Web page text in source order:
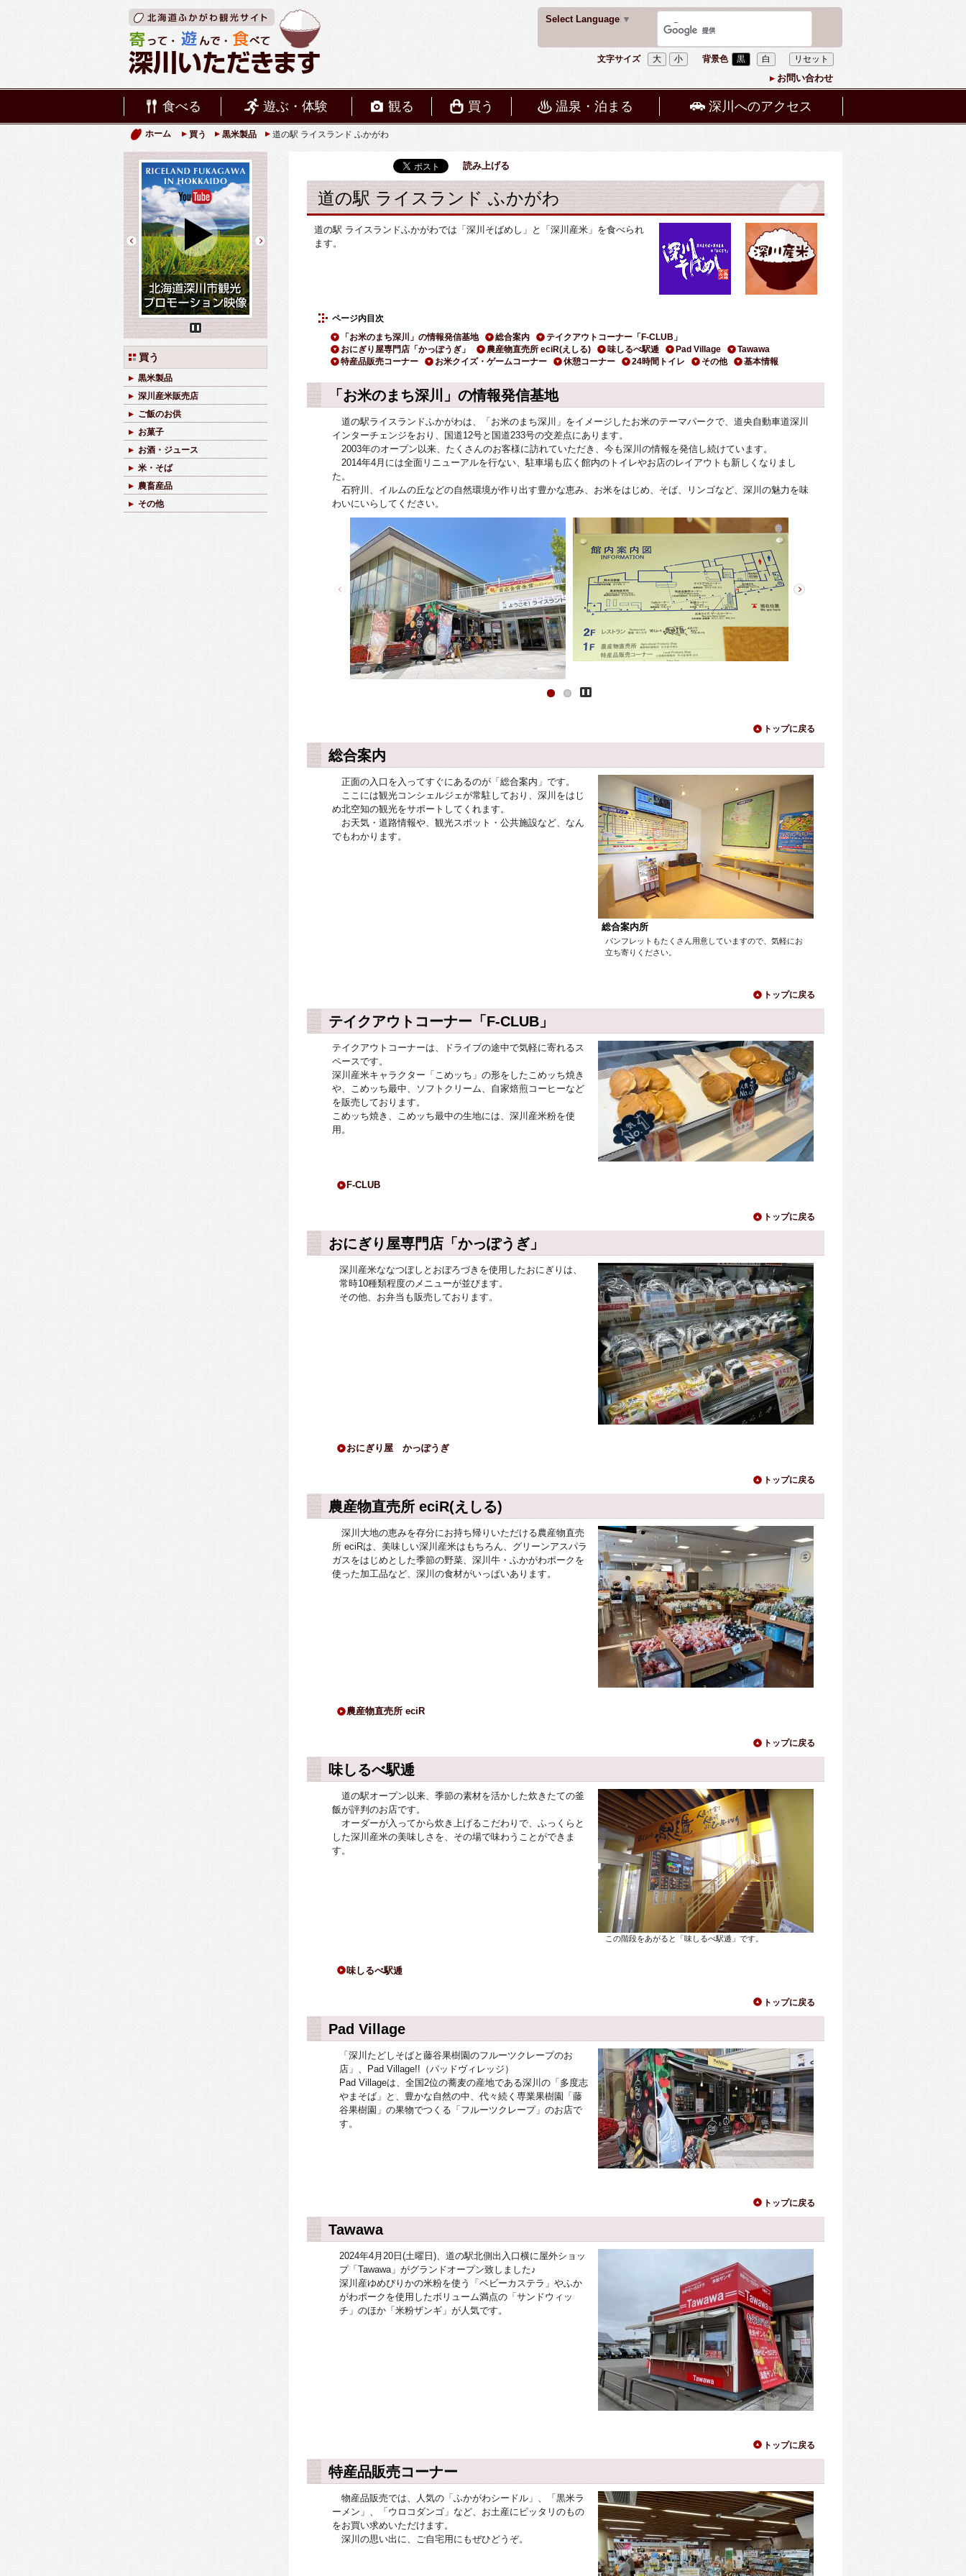
Select Language ▼
文字サイズ 大 小 背景色 黒 白 リセット
お問い合わせ
食べる 遊ぶ・体験 観る 買う 温泉・泊まる 深川へのアクセス
ホーム 買う 黒米製品 道の駅 ライスランド ふかがわ
読み上げる
道の駅 ライスランド ふかがわ
道の駅 ライスランドふかがわでは「深川そばめし」と「深川産米」を食べられ
ます。
ページ内目次
「お米のまち深川」の情報発信基地 総合案内
テイクアウトコーナー「F-CLUB」
おにぎり屋専門店「かっぽうぎ」
農産物直売所 eciR(えしる) 味しるべ駅逓 Pad Village
Tawawa
特産品販売コーナー
お米クイズ・ゲームコーナー 休憩コーナー 24時間トイレ その他 基本情報
「お米のまち深川」の情報発信基地
道の駅ライスランドふかがわは、「お米のまち深川」をイメージしたお米のテーマパークで、道央自動車道深川
インターチェンジをおり、国道12号と国道233号の交差点にあります。
2003年のオープン以来、たくさんのお客様に訪れていただき、今も深川の情報を発信し続けています。
2014年4月には全面リニューアルを行ない、駐車場も広く館内のトイレやお店のレイアウトも新しくなりまし
た。
石狩川、イルムの丘などの自然環境が作り出す豊かな恵み、お米をはじめ、そば、リンゴなど、深川の魅力を味
わいにいらしてください。
トップに戻る
総合案内
総合案内所
パンフレットもたくさん用意していますので、気軽にお
立ち寄りください。
正面の入口を入ってすぐにあるのが「総合案内」です。
ここには観光コンシェルジェが常駐しており、深川をはじ
め北空知の観光をサポートしてくれます。
お天気・道路情報や、観光スポット・公共施設など、なん
でもわかります。
トップに戻る
テイクアウトコーナー「F-CLUB」
テイクアウトコーナーは、ドライブの途中で気軽に寄れるス
ペースです。
深川産米キャラクター「こめッち」の形をしたこめッち焼き
や、こめッち最中、ソフトクリーム、自家焙煎コーヒーなど
を販売しております。
こめッち焼き、こめッち最中の生地には、深川産米粉を使
用。
F-CLUB
トップに戻る
おにぎり屋専門店「かっぽうぎ」
深川産米ななつぼしとおぼろづきを使用したおにぎりは、
常時10種類程度のメニューが並びます。
その他、お弁当も販売しております。
おにぎり屋 かっぽうぎ
トップに戻る
農産物直売所 eciR(えしる)
深川大地の恵みを存分にお持ち帰りいただける農産物直売
所 eciRは、美味しい深川産米はもちろん、グリーンアスパラ
ガスをはじめとした季節の野菜、深川牛・ふかがわポークを
使った加工品など、深川の食材がいっぱいあります。
農産物直売所 eciR
トップに戻る
味しるべ駅逓
この階段をあがると「味しるべ駅逓」です。
道の駅オープン以来、季節の素材を活かした炊きたての釜
飯が評判のお店です。
オーダーが入ってから炊き上げるこだわりで、ふっくらと
した深川産米の美味しさを、その場で味わうことができま
す。
味しるべ駅逓
トップに戻る
Pad Village
「深川たどしそばと藤谷果樹園のフルーツクレープのお
店」、Pad Village!!（パッドヴィレッジ）
Pad Villageは、全国2位の蕎麦の産地である深川の「多度志
やまそば」と、豊かな自然の中、代々続く専業果樹園「藤
谷果樹園」の果物でつくる「フルーツクレープ」のお店で
す。
トップに戻る
Tawawa
2024年4月20日(土曜日)、道の駅北側出入口横に屋外ショッ
プ「Tawawa」がグランドオープン致しました♪
深川産ゆめぴりかの米粉を使う「ベビーカステラ」やふか
がわポークを使用したボリューム満点の「サンドウィッ
チ」のほか「米粉ザンギ」が人気です。
トップに戻る
特産品販売コーナー
物産品販売では、人気の「ふかがわシードル」、「黒米ラ
ーメン」、「ウロコダンゴ」など、お土産にピッタリのもの
をお買い求めいただけます。
深川の思い出に、ご自宅用にもぜひどうぞ。
Pause
買う
黒米製品
深川産米販売店
ご飯のお供
お菓子
お酒・ジュース
米・そば
農畜産品
その他